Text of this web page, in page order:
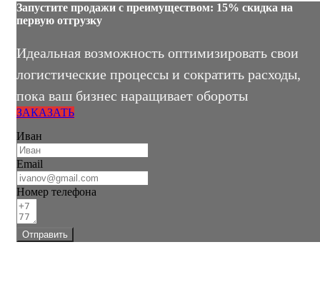
Запустите продажи с преимуществом: 15% скидка на
первую отгрузку
Идеальная возможность оптимизировать свои
логистические процессы и сократить расходы,
пока ваш бизнес наращивает обороты
ЗАКАЗАТЬ
Иван
Email
Номер телефона
Отправить